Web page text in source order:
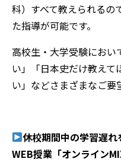
科）すべて教えられるの
た指導が可能です。
高校生・大学受験におい
い」「日本史だけ教え
い」などさまざまなご要
休校期間中の学習遅れ
WEB授業「オンライン